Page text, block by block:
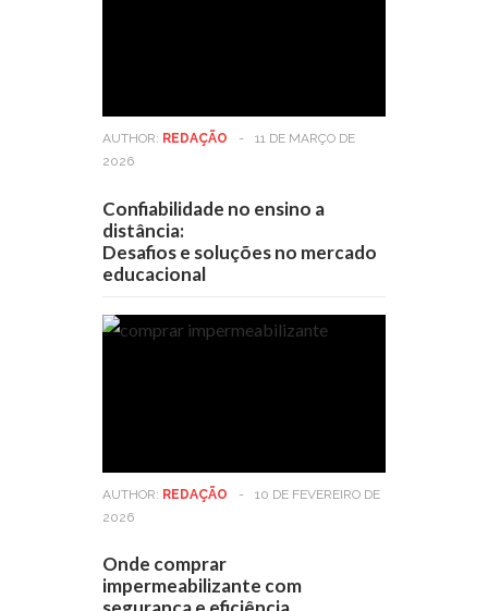
AUTHOR: REDAÇÃO -
11 DE MARÇO DE
2026
Confiabilidade no ensino a
distância:
Desafios e soluções no mercado
educacional
AUTHOR: REDAÇÃO -
10 DE FEVEREIRO DE
2026
Onde comprar
impermeabilizante com